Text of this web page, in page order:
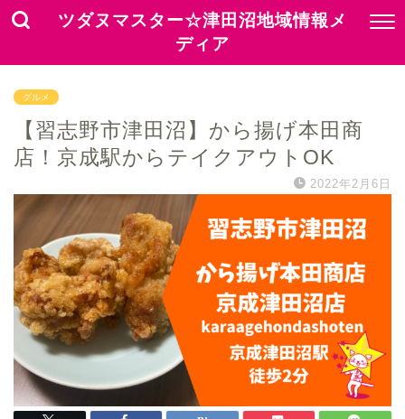
ツダヌマスター☆津田沼地域情報メ
ディア
グルメ
【習志野市津田沼】から揚げ本田商
店！京成駅からテイクアウトOK
2022年2月6日